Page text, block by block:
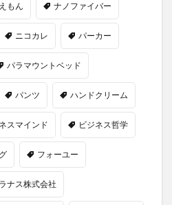
もん ナノファイバー
ニコカレ パーカー
パラマウントベッド
パンツ ハンドクリーム
スマインド ビジネス哲学
フォーユー
ナス株式会社